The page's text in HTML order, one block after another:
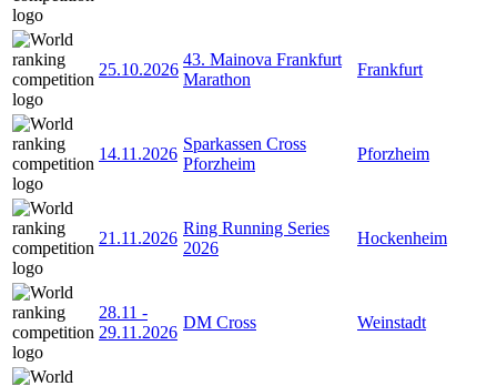
25.10.2026
43. Mainova Frankfurt
Marathon
Frankfurt
14.11.2026
Sparkassen Cross
Pforzheim
Pforzheim
21.11.2026
Ring Running Series
2026
Hockenheim
28.11 -
29.11.2026
DM Cross Weinstadt